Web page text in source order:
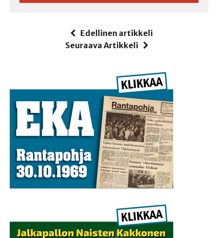
Edellinen artikkeli
Seuraava Artikkeli